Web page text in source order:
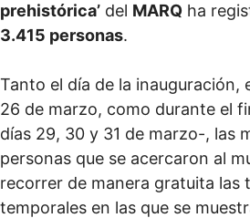
prehistórica’ del MARQ ha
3.415 personas.
Tanto el día de la inauguración,
26 de marzo, como durante el
días 29, 30 y 31 de marzo-, las
personas que se acercaron al
recorrer de manera gratuita las
temporales en las que se